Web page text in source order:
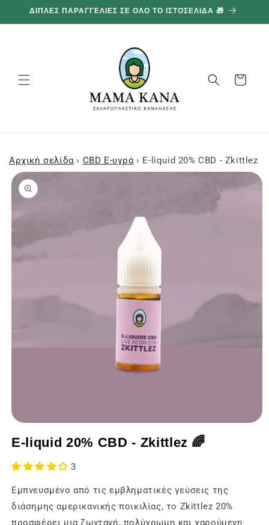
προχωρήστε
στο
ΔΙΠΛΕΣ ΠΑΡΑΓΓΕΛΙΕΣ ΣΕ ΟΛΟ ΤΟ ΙΣΤΟΣΕΛΙΔΑ 🎁
Καλάθι
Αρχική σελίδα › CBD E-υγρά › E-liquid 20% CBD - Zkittlez
Μεταβείτε
στις
πληροφορίες
προϊόντος
των
μέσων
1
σε
modal
E-liquid 20% CBD - Zkittlez 🌈
3
Εμπνευσμένο από τις εμβληματικές γεύσεις της
διάσημης αμερικανικής ποικιλίας, το Zkittlez 20%
προσφέρει μια ζωντανή, πολύχρωμη και χαρούμενη